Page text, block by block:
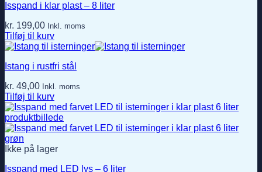
Isspand i klar plast – 8 liter
kr. 199,00 Inkl. moms
Tilføj til kurv
Istang i rustfri stål
kr. 49,00 Inkl. moms
Tilføj til kurv
Ikke på lager
Isspand med LED lys – 6 liter